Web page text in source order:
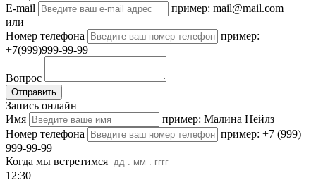
E-mail
пример: mail@mail.com
или
Номер телефона
пример:
+7(999)999-99-99
Вопрос
Отправить
Запись онлайн
Имя
пример: Малина Нейлз
Номер телефона
пример: +7 (999)
999-99-99
Когда мы встретимся
12:30